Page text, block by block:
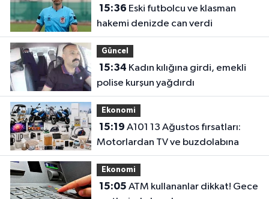
15:36
hakemi denizde can verdi
Güncel
15:34
polise kurşun yağdırdı
Ekonomi
15:19
Motorlardan TV ve buzdolabına
Ekonomi
15:05